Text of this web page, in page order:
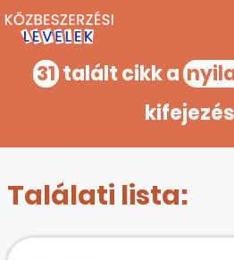
31talált cikk a
Találati lista: